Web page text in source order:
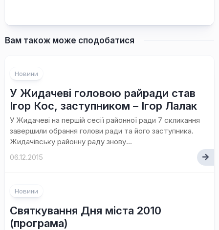
Вам також може сподобатися
Новини
У Жидачеві головою райради став
Ігор Кос, заступником – Ігор Лалак
У Жидачеві на першій сесії районної ради 7 скликання
завершили обрання голови ради та його заступника.
Жидачівську районну раду знову...
06.12.2015
Новини
Святкування Дня міста 2010
(програма)